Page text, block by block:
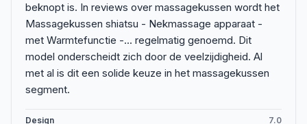
beknopt is. In reviews over massagekussen wordt het
Massagekussen shiatsu - Nekmassage apparaat -
met Warmtefunctie -... regelmatig genoemd. Dit
model onderscheidt zich door de veelzijdigheid. Al
met al is dit een solide keuze in het massagekussen
segment.
Design 7.0